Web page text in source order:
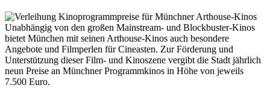
Unabhängig von den großen Mainstream- und Blockbuster-Kinos
bietet München mit seinen Arthouse-Kinos auch besondere
Angebote und Filmperlen für Cineasten. Zur Förderung und
Unterstützung dieser Film- und Kinoszene vergibt die Stadt jährlich
neun Preise an Münchner Programmkinos in Höhe von jeweils
7.500 Euro.